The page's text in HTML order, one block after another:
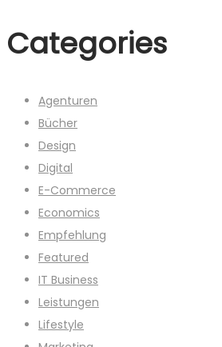
Categories
Agenturen
Bücher
Design
Digital
E-Commerce
Economics
Empfehlung
Featured
IT Business
Leistungen
Lifestyle